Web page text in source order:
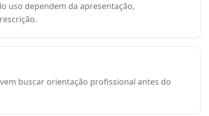
uso dependem da apresentação,
buscar orientação profissional antes do